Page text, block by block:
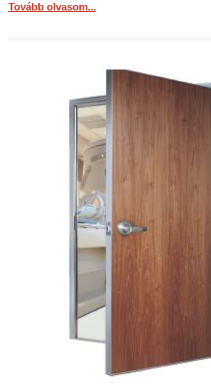
Tovább olvasom...